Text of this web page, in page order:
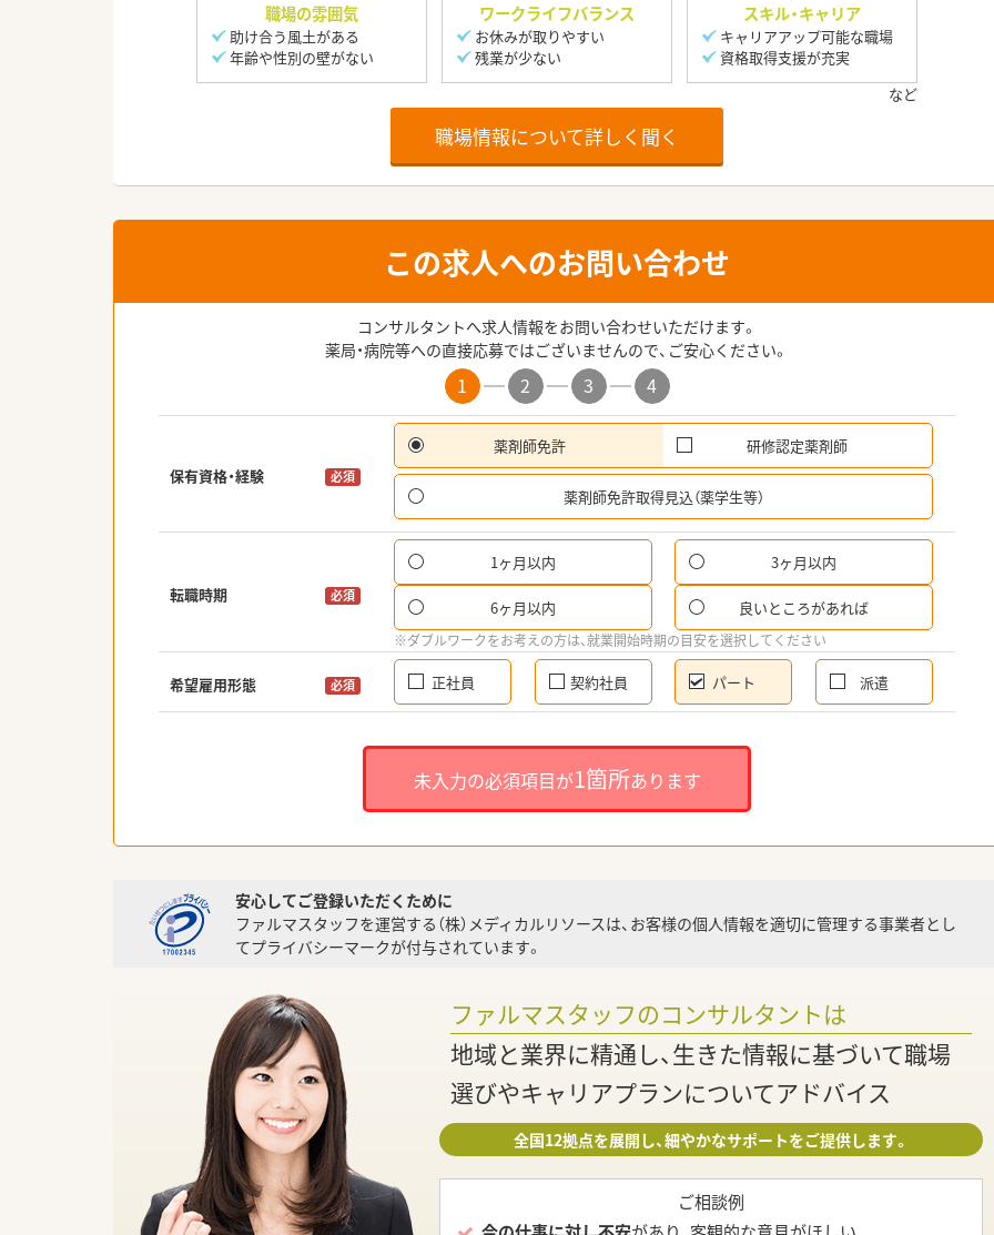
職場の雰囲気
助け合う風土がある
年齢や性別の壁がない
ワークライフバランス
お休みが取りやすい
残業が少ない
スキル・キャリア
キャリアアップ可能な職場
資格取得支援が充実
職場情報について詳しく聞く
この求人へのお問い合わせ
コンサルタントへ求人情報をお問い合わせいただけます。
薬局・病院等への直接応募ではございませんので、ご安心ください。
1 2 3 4
保有資格・経験 必須
薬剤師免許 研修認定薬剤師
薬剤師免許取得見込（薬学生等）
転職時期 必須
1ヶ月以内 3ヶ月以内
6ヶ月以内 良いところがあれば
※ダブルワークをお考えの方は、就業開始時期の目安を選択してください
希望雇用形態 必須 正社員 契約社員 パート 派遣
未入力の必須項目が1箇所あります
安心してご登録いただくために
ファルマスタッフを運営する（株）メディカルリソースは、お客様の個人情報を適切に管理する事業者とし
てプライバシーマークが付与されています。
ファルマスタッフのコンサルタントは
地域と業界に精通し、生きた情報に基づいて職場
選びやキャリアプランについてアドバイス
全国12拠点を展開し、細やかなサポートをご提供します。
ご相談例